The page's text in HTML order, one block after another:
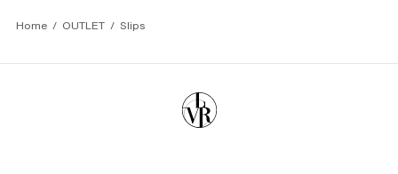
Home OUTLET Slips